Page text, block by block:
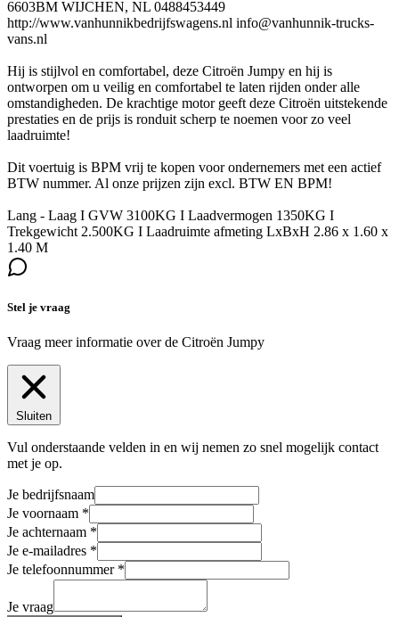
6603BM WIJCHEN, NL 0488453449
http://www.vanhunnikbedrijfswagens.nl info@vanhunnik-trucks-
vans.nl
Hij is stijlvol en comfortabel, deze Citroën Jumpy en hij is
ontworpen om u veilig en comfortabel te laten rijden onder alle
omstandigheden. De krachtige motor geeft deze Citroën uitstekende
prestaties en de prijs is ronduit scherp te noemen voor zo veel
laadruimte!
Dit voertuig is BPM vrij te kopen voor ondernemers met een actief
BTW nummer. Al onze prijzen zijn excl. BTW EN BPM!
Lang - Laag I GVW 3100KG I Laadvermogen 1350KG I
Trekgewicht 2.500KG I Laadruimte afmeting LxBxH 2.86 x 1.60 x
1.40 M
Stel je vraag
Vraag meer informatie over de Citroën Jumpy
Sluiten
Vul onderstaande velden in en wij nemen zo snel mogelijk contact
met je op.
Je bedrijfsnaam
Je voornaam
Je achternaam
Je e-mailadres
Je telefoonnummer
Je vraag